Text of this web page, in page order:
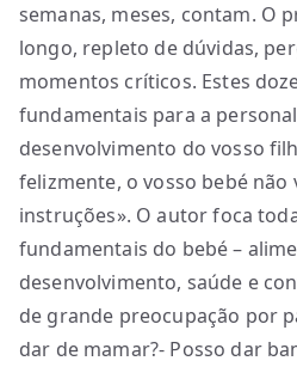
semanas, meses, contam. O
longo, repleto de dúvidas,
momentos críticos. Estes
fundamentais para a
desenvolvimento do vosso
felizmente, o vosso bebé não
instruções». O autor foca
fundamentais do bebé –
desenvolvimento, saúde e
de grande preocupação por
dar de mamar?- Posso dar